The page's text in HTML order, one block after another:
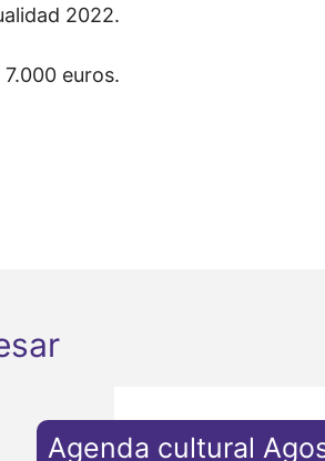
2022.
7.000 euros.
Agenda cultural